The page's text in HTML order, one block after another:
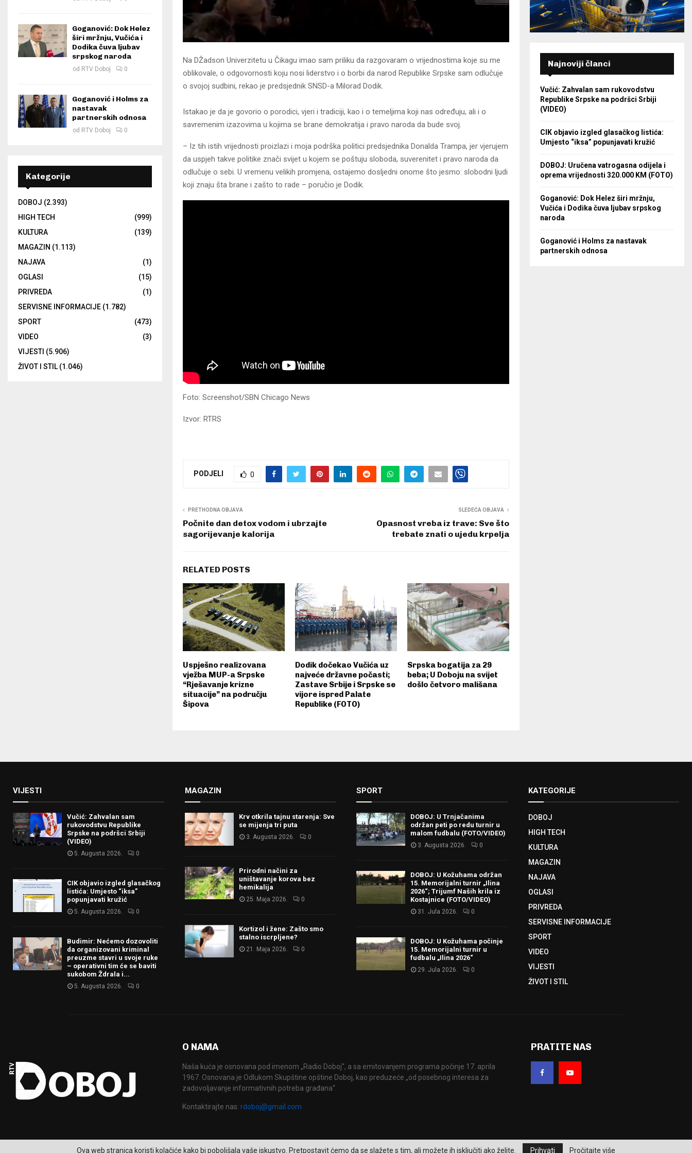
Na DŽadson Univerzitetu u Čikagu imao sam priliku da razgovaram o vrijednostima koje su me
oblikovale, o odgovornosti koju nosi liderstvo i o borbi da narod Republike Srpske sam odlučuje
o svojoj sudbini, rekao je predsjednik SNSD-a Milorad Dodik.
Istakao je da je govorio o porodici, vjeri i tradiciji, kao i o temeljima koji nas određuju, ali i o
savremenim izazovima u kojima se brane demokratija i pravo naroda da bude svoj.
– Iz tih istih vrijednosti proizlazi i moja podrška politici predsjednika Donalda Trampa, jer vjerujem
da uspjeh takve politike znači svijet u kojem se poštuju sloboda, suverenitet i pravo naroda da
odlučuje o sebi. U vremenu velikih promjena, ostajemo dosljedni onome što jesmo: slobodni ljudi
koji znaju šta brane i zašto to rade – poručio je Dodik.
Foto: Screenshot/SBN Chicago News
Izvor: RTRS
PODJELI 0
PRETHODNA OBJAVA
Počnite dan detox vodom i ubrzajte
sagorijevanje kalorija
SLEDEĆA OBJAVA
Opasnost vreba iz trave: Sve što
trebate znati o ujedu krpelja
RELATED POSTS
Uspješno realizovana
vježba MUP-a Srpske
“Rješavanje krizne
situacije” na području
Šipova
Dodik dočekao Vučića uz
najveće državne počasti;
Zastave Srbije i Srpske se
vijore ispred Palate
Republike (FOTO)
Srpska bogatija za 29
beba; U Doboju na svijet
došlo četvoro mališana
Goganović: Dok Helez
širi mržnju, Vučića i
Dodika čuva ljubav
srpskog naroda
od RTV Doboj 0
Goganović i Holms za
nastavak
partnerskih odnosa
od RTV Doboj 0
Kategorije
DOBOJ (2.393)
HIGH TECH
(999)
KULTURA
(139)
MAGAZIN (1.113)
NAJAVA
(1)
OGLASI
(15)
PRIVREDA
(1)
SERVISNE INFORMACIJE (1.782)
SPORT
(473)
VIDEO
(3)
VIJESTI (5.906)
ŽIVOT I STIL(1.046)
Najnoviji članci
Vučić: Zahvalan sam rukovodstvu
Republike Srpske na podršci Srbiji
(VIDEO)
CIK objavio izgled glasačkog listića:
Umjesto “iksa” popunjavati kružić
DOBOJ: Uručena vatrogasna odijela i
oprema vrijednosti 320.000 KM (FOTO)
Goganović: Dok Helez širi mržnju,
Vučića i Dodika čuva ljubav srpskog
naroda
Goganović i Holms za nastavak
partnerskih odnosa
VIJESTI
Vučić: Zahvalan sam
rukovodstvu Republike
Srpske na podršci Srbiji
(VIDEO)
5. Augusta 2026. 0
CIK objavio izgled glasačkog
listića: Umjesto “iksa”
popunjavati kružić
5. Augusta 2026. 0
Budimir: Nećemo dozovoliti
da organizovani kriminal
preuzme stavri u svoje ruke
– operativni tim će se baviti
sukobom Ždrala i...
5. Augusta 2026. 0
MAGAZIN
Krv otkrila tajnu starenja: Sve
se mijenja tri puta
3. Augusta 2026. 0
Prirodni načini za
uništavanje korova bez
hemikalija
25. Maja 2026. 0
Kortizol i žene: Zašto smo
stalno iscrpljene?
21. Maja 2026. 0
SPORT
DOBOJ: U Trnjačanima
održan peti po redu turnir u
malom fudbalu (FOTO/VIDEO)
3. Augusta 2026. 0
DOBOJ: U Kožuhama održan
15. Memorijalni turnir „Ilina
2026“; Trijumf Naših krila iz
Kostajnice (FOTO/VIDEO)
31. Jula 2026. 0
DOBOJ: U Kožuhama počinje
15. Memorijalni turnir u
fudbalu „Ilina 2026“
29. Jula 2026. 0
KATEGORIJE
DOBOJ
HIGH TECH
KULTURA
MAGAZIN
NAJAVA
OGLASI
PRIVREDA
SERVISNE INFORMACIJE
SPORT
VIDEO
VIJESTI
ŽIVOT I STIL
O NAMA
Naša kuća je osnovana pod imenom „Radio Doboj“, a sa emitovanjem programa počinje 17. aprila
1967. Osnovana je Odlukom Skupštine opštine Doboj, kao preduzeće „od posebnog interesa za
zadovoljavanje informativnih potreba građana“.
Kontaktirajte nas: rdoboj@gmail.com
PRATITE NAS
2026 - RTV Doboj. Sva prava zadržana.
Ova web stranica koristi kolačiće kako bi poboljšala vaše iskustvo. Pretpostavit ćemo da se slažete s tim, ali možete ih isključiti ako želite. Prihvati Pročitajte više